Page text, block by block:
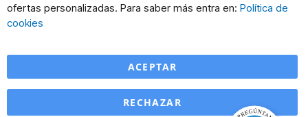
ofertas personalizadas. Para saber más entra en: Política de
cookies
ACEPTAR
RECHAZAR